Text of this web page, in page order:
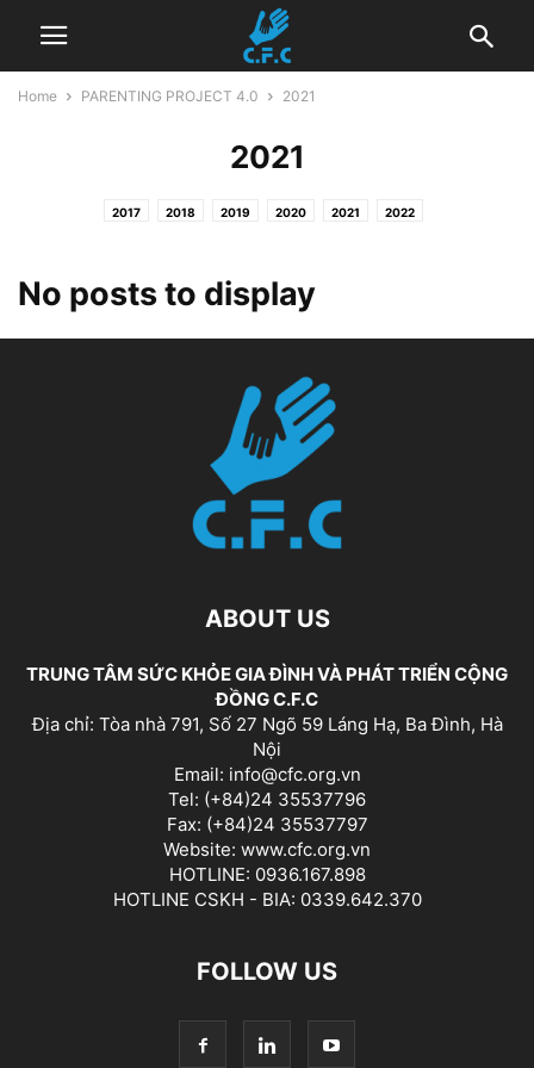
Home PARENTING PROJECT 4.0 2021
2021
2017 2018 2019 2020 2021 2022
No posts to display
ABOUT US
TRUNG TÂM SỨC KHỎE GIA ĐÌNH VÀ PHÁT TRIỂN CỘNG
ĐỒNG C.F.C
Địa chỉ: Tòa nhà 791, Số 27 Ngõ 59 Láng Hạ, Ba Đình, Hà
Nội
Email: info@cfc.org.vn
Tel: (+84)24 35537796
Fax: (+84)24 35537797
Website: www.cfc.org.vn
HOTLINE: 0936.167.898
HOTLINE CSKH - BIA: 0339.642.370
FOLLOW US